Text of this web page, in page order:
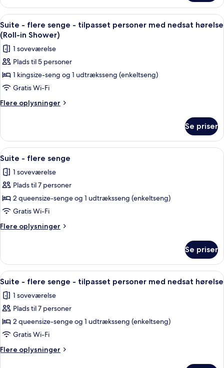
-
flere
senge
Indlæs
alle
billeder
af
Suite
-
flere
senge
personer
med
nedsat
hørelse
(Roll-
in
Shower)
Et hotelværelse med en stor seng,
5
Suite - flere senge - tilpasset personer med nedsat hørelse
(Roll-in Shower)
1 soveværelse
Plads til 5 personer
1 kingsize-seng og 1 udtræksseng (enkeltseng)
Gratis Wi-Fi
Flere oplysninger
Flere
-
flere
senge
tilpasset
personer
nedsat
hørelse
in
Se priser
Indlæs
alle
billeder
af
Suite
-
flere
senge
Et hotelværelse med skrivebord,
7
Suite - flere senge
1 soveværelse
Plads til 7 personer
2 queensize-senge og 1 udtræksseng (enkeltseng)
Gratis Wi-Fi
Flere oplysninger
Flere
-
flere
senge
Se priser
Indlæs
alle
billeder
af
Suite
-
flere
senge
Et hotelværelse med skrivebord,
7
Suite - flere senge - tilpasset personer med nedsat hørelse
1 soveværelse
Plads til 7 personer
2 queensize-senge og 1 udtræksseng (enkeltseng)
Gratis Wi-Fi
Flere oplysninger
Flere